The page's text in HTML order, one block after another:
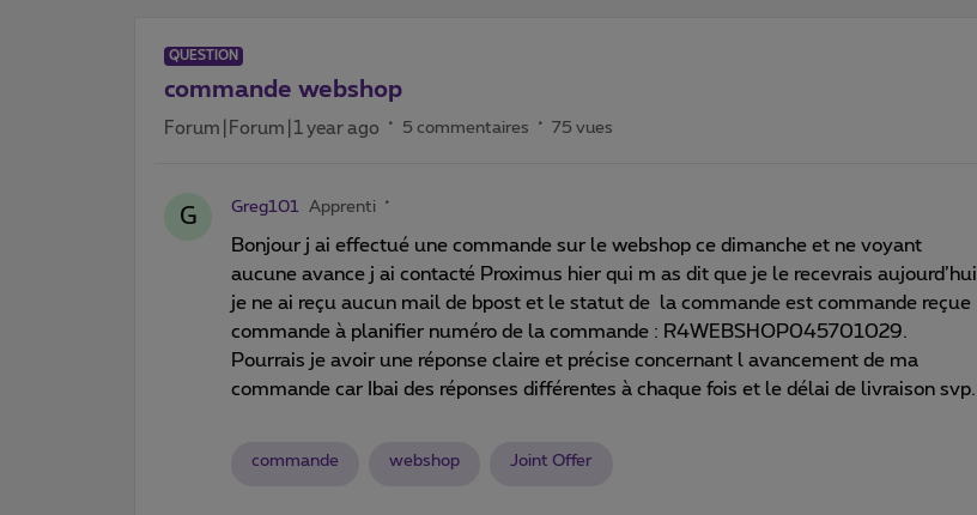
QUESTION
commande webshop
Forum|Forum|1 year ago 5 commentaires 75 vues
G Greg101 Apprenti
Bonjour j ai effectué une commande sur le webshop ce dimanche et ne voyant
aucune avance j ai contacté Proximus hier qui m as dit que je le recevrais aujourd’hui
je ne ai reçu aucun mail de bpost et le statut de la commande est commande reçue
commande à planifier numéro de la commande : R4WEBSHOP045701029.
Pourrais je avoir une réponse claire et précise concernant l avancement de ma
commande car Ibai des réponses différentes à chaque fois et le délai de livraison svp.
commande webshop Joint Offer